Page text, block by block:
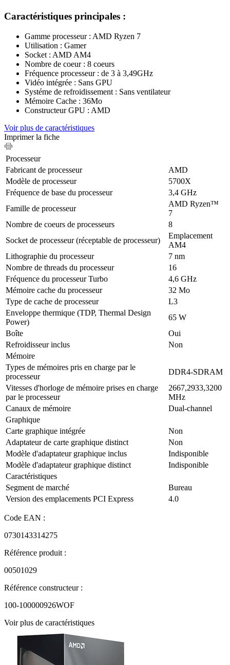
Caractéristiques principales :
Gamme processeur : AMD Ryzen 7
Utilisation : Gamer
Socket : AMD AM4
Nombre de coeur : 8 coeurs
Fréquence processeur : de 3 à 3,49GHz
Vidéo intégrée : Sans GPU
Systéme de refroidissement : Sans ventilateur
Mémoire Cache : 36Mo
Constructeur GPU : AMD
Voir plus de caractéristiques
Imprimer la fiche
Processeur
Fabricant de processeur
AMD
Modèle de processeur
5700X
Fréquence de base du processeur
3,4 GHz
Famille de processeur
AMD Ryzen™
7
Nombre de coeurs de processeurs
8
Socket de processeur (réceptable de processeur)
Emplacement
AM4
Lithographie du processeur
7 nm
Nombre de threads du processeur
16
Fréquence du processeur Turbo
4,6 GHz
Mémoire cache du processeur
32 Mo
Type de cache de processeur
L3
Enveloppe thermique (TDP, Thermal Design
Power)
65 W
Boîte
Oui
Refroidisseur inclus
Non
Mémoire
Types de mémoires pris en charge par le
processeur
DDR4-SDRAM
Vitesses d'horloge de mémoire prises en charge
par le processeur
2667,2933,3200
MHz
Canaux de mémoire
Dual-channel
Graphique
Carte graphique intégrée
Non
Adaptateur de carte graphique distinct
Non
Modèle d'adaptateur graphique inclus
Indisponible
Modèle d'adaptateur graphique distinct
Indisponible
Caractéristiques
Segment de marché
Bureau
Version des emplacements PCI Express
4.0
Code EAN :
0730143314275
Référence produit :
00501029
Référence constructeur :
100-100000926WOF
Voir plus de caractéristiques